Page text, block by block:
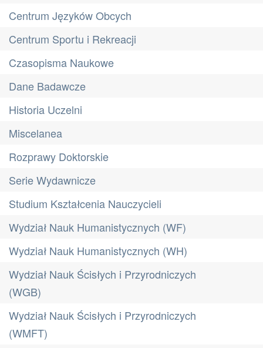
Centrum Języków Obcych
Centrum Sportu i Rekreacji
Czasopisma Naukowe
Dane Badawcze
Historia Uczelni
Miscelanea
Rozprawy Doktorskie
Serie Wydawnicze
Studium Kształcenia Nauczycieli
Wydział Nauk Humanistycznych (WF)
Wydział Nauk Humanistycznych (WH)
Wydział Nauk Ścisłych i Przyrodniczych
(WGB)
Wydział Nauk Ścisłych i Przyrodniczych
(WMFT)